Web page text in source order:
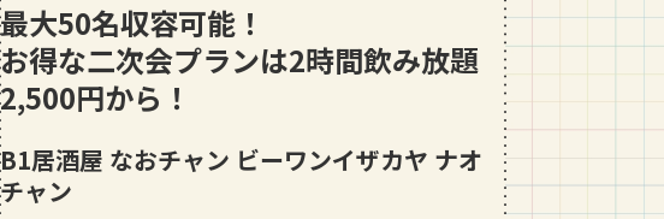
GOURMET
おすすめ！山形のそば【23選】地元民
の人気ランキング付！～日刊ヤマガタ
ウェイが厳選
【お肉をやわらかくする方法10選】結
最大50名収容可能！
お得な二次会プランは2時間飲み放題
2,500円から！
B1居酒屋 なおチャン ビーワンイザカヤ ナオ
チャン